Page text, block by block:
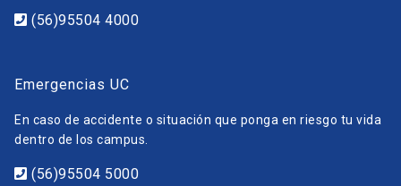
(56)95504 4000
Emergencias UC
En caso de accidente o situación que ponga en riesgo tu vida
dentro de los campus.
(56)95504 5000